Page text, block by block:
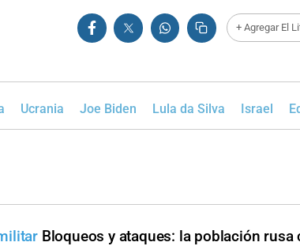
+ Agregar El
Ucrania Joe Biden Lula da Silva Israel
Bloqueos y ataques: la población